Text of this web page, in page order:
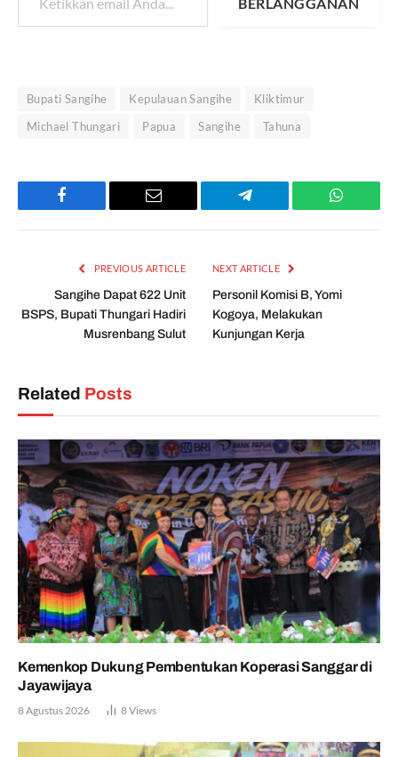
Bupati Sangihe Kepulauan Sangihe
Kliktimur
Michael Thungari
Papua Sangihe Tahuna
Facebook Email Telegram
PREVIOUS ARTICLE
Sangihe Dapat 622 Unit
BSPS, Bupati Thungari Hadiri
Musrenbang Sulut
NEXT ARTICLE
Personil Komisi B, Yomi
Kogoya, Melakukan
Kunjungan Kerja
Related Posts
Kemenkop Dukung Pembentukan Koperasi Sanggar di
Jayawijaya
8 Agustus 2026 8Views